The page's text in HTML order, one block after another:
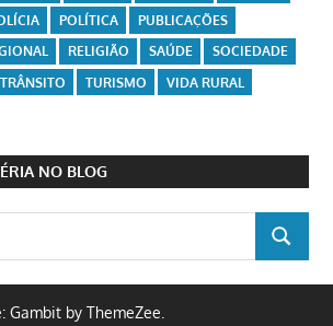
POLÍTICA
PUBLICAÇÕES
RELIGIÃO SAÚDE
SOCIEDADE
TRÂNSITO TURISMO
VIDA RURAL
NO BLOG
SEARCH
Gambit by ThemeZee.